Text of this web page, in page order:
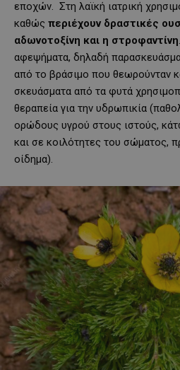
εποχών. Στη λαϊκή ιατρική
καθώς περιέχουν δραστικές
αδωνοτοξίνη και η στροφαντίνη
αφεψήματα, δηλαδή
από το βράσιμο που θεωρούνταν
σκευάσματα από τα φυτά
θεραπεία για την υδρωπικία
ορώδους υγρού στους ιστούς,
και σε κοιλότητες του σώματος,
οίδημα).